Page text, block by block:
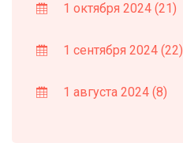
1 октября 2024 (21)
1 сентября 2024 (22)
1 августа 2024 (8)